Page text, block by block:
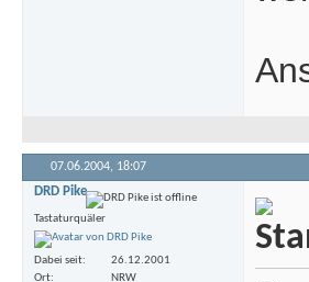
07.06.2004, 18:07
DRD Pike
Tastaturquäler
Dabei seit
26.12.2001
Ort
NRW